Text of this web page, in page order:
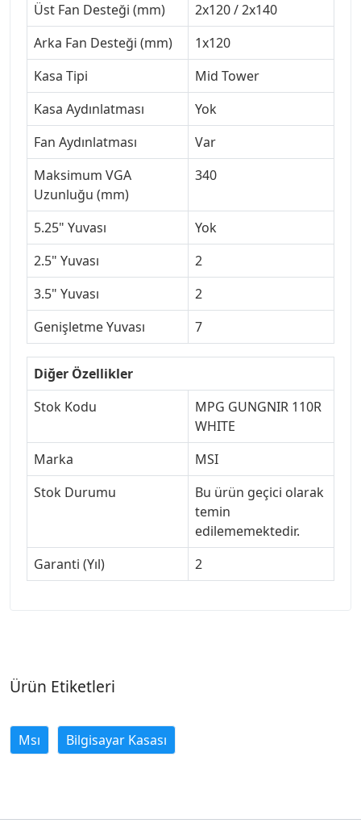
Üst Fan Desteği (mm)
2x120 / 2x140
Arka Fan Desteği (mm)
1x120
Kasa Tipi
Mid Tower
Kasa Aydınlatması
Yok
Fan Aydınlatması
Var
Maksimum VGA
Uzunluğu (mm)
340
5.25" Yuvası
Yok
2.5" Yuvası
2
3.5" Yuvası
2
Genişletme Yuvası
7
Diğer Özellikler
Stok Kodu
MPG GUNGNIR 110R
WHITE
Marka
MSI
Stok Durumu
Bu ürün geçici olarak
temin
edilememektedir.
Garanti (Yıl)
2
Ürün Etiketleri
Msı Bilgisayar Kasası